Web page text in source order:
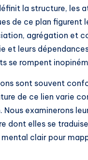
la structure, les
de ce plan figurent
agrégation et
et leurs
se rompent
sont souvent
de ce lien varie
examinerons
dont elles se
mental clair pour